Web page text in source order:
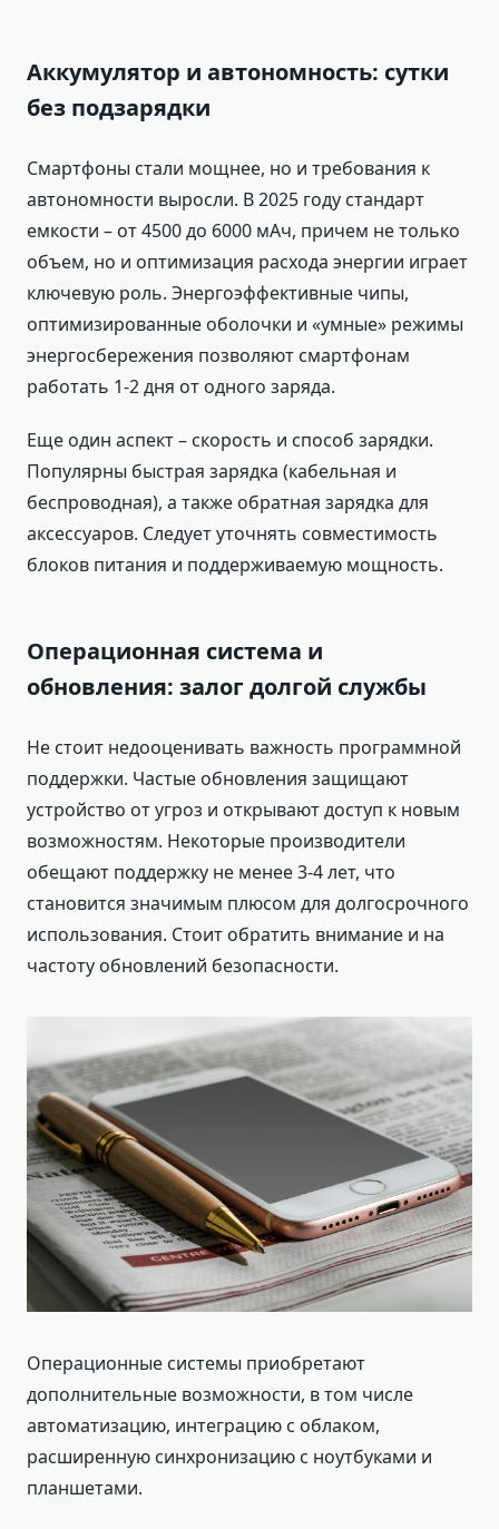
Аккумулятор и автономность: сутки
без подзарядки
Смартфоны стали мощнее, но и требования к
автономности выросли. В 2025 году стандарт
емкости – от 4500 до 6000 мАч, причем не только
объем, но и оптимизация расхода энергии играет
ключевую роль. Энергоэффективные чипы,
оптимизированные оболочки и «умные» режимы
энергосбережения позволяют смартфонам
работать 1-2 дня от одного заряда.
Еще один аспект – скорость и способ зарядки.
Популярны быстрая зарядка (кабельная и
беспроводная), а также обратная зарядка для
аксессуаров. Следует уточнять совместимость
блоков питания и поддерживаемую мощность.
Операционная система и
обновления: залог долгой службы
Не стоит недооценивать важность программной
поддержки. Частые обновления защищают
устройство от угроз и открывают доступ к новым
возможностям. Некоторые производители
обещают поддержку не менее 3-4 лет, что
становится значимым плюсом для долгосрочного
использования. Стоит обратить внимание и на
частоту обновлений безопасности.
Операционные системы приобретают
дополнительные возможности, в том числе
автоматизацию, интеграцию с облаком,
расширенную синхронизацию с ноутбуками и
планшетами.